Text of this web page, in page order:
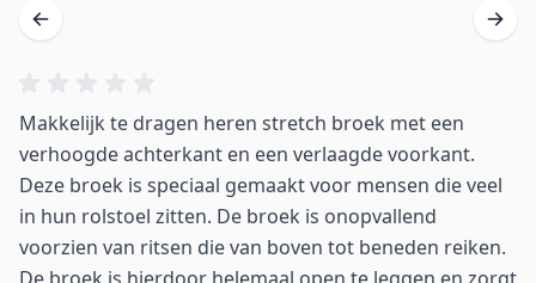
Makkelijk te dragen heren stretch broek met een
verhoogde achterkant en een verlaagde voorkant.
Deze broek is speciaal gemaakt voor mensen die veel
in hun rolstoel zitten. De broek is onopvallend
voorzien van ritsen die van boven tot beneden reiken.